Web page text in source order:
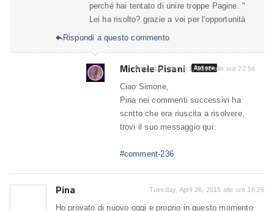
perché hai tentato di unire troppe Pagine. "
Lei ha risolto? grazie a voi per l'opportunità
Rispondi a questo commento
Michele Pisani Autore
Thursday, March 1, 2018 alle ore 22:54
Ciao Simone,
Pina nei commenti successivi ha
scritto che era riuscita a risolvere,
trovi il suo messaggio qui:
#comment-236
Pina Tuesday, April 26, 2016 alle ore 16:26
Ho provato di nuovo oggi e proprio in questo momento